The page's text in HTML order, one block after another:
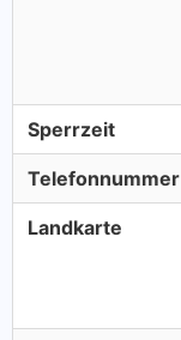
Sperrzeit
Telefonnummer
Landkarte